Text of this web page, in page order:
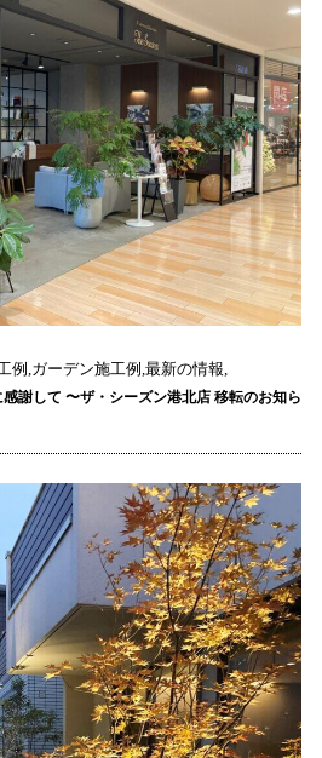
例,ガーデン施工例,最新の情報,
謝して 〜ザ・シーズン港北店 移転のお知ら